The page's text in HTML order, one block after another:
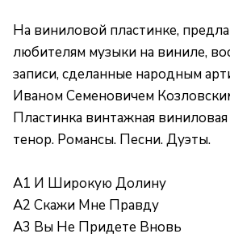
На виниловой пластинке,
любителям музыки на виниле,
записи, сделанные народным
Иваном Семеновичем
Пластинка винтажная
тенор. Романсы. Песни. Дуэты.
A1 И Широкую Долину
A2 Скажи Мне Правду
A3 Вы Не Придете Вновь